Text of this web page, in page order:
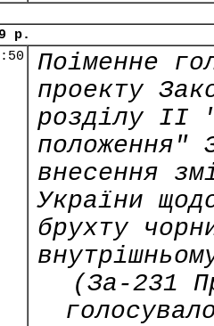
р.
Поіменне
проекту
розділу ІI
положення"
внесення
України
брухту
(За-231